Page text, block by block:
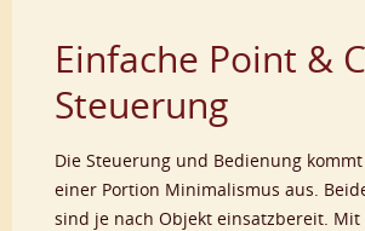
Einfache Point &
Steuerung
Die Steuerung und Bedienung
einer Portion Minimalismus aus.
sind je nach Objekt einsatzbereit. Mit